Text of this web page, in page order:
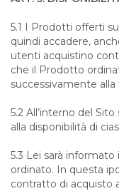
5.1 I Prodotti offerti
quindi accadere,
utenti acquistino
che il Prodotto
successivamente
5.2 All’interno del
alla disponibilità di
5.3 Lei sarà
ordinato. In questa
contratto di acquisto